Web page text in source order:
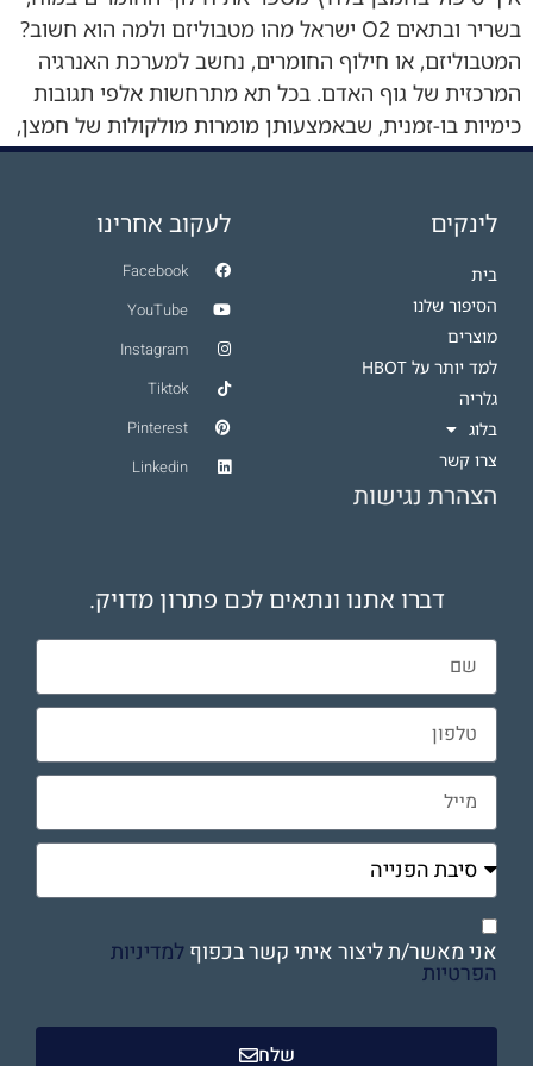
בשריר ובתאים O2 ישראל מהו מטבוליזם ולמה הוא חשוב?
המטבוליזם, או חילוף החומרים, נחשב למערכת האנרגיה
המרכזית של גוף האדם. בכל תא מתרחשות אלפי תגובות
כימיות בו-זמנית, שבאמצעותן מומרות מולקולות של חמצן,
גלוקוז וחומצות שומן לאנרגיה זמינה – ATP. אנרגיה זו
לינקים
בית
הסיפור שלנו
מוצרים
למד יותר על HBOT​
גלריה
בלוג
צרו קשר
הצהרת נגישות
לעקוב אחרינו
Facebook
YouTube
Instagram
Tiktok
Pinterest
Linkedin
דברו אתנו ונתאים לכם פתרון מדויק.
אני מאשר/ת ליצור איתי קשר בכפוףלמדיניות
הפרטיות
שלח